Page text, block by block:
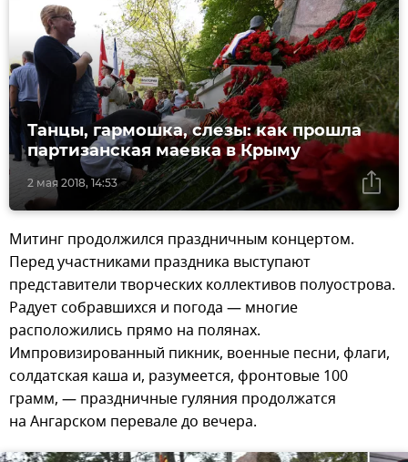
2 мая 2018, 14:53
Танцы, гармошка, слезы: как прошла
партизанская маевка в Крыму
Митинг продолжился праздничным концертом.
Перед участниками праздника выступают
представители творческих коллективов полуострова.
Радует собравшихся и погода — многие
расположились прямо на полянах.
Импровизированный пикник, военные песни, флаги,
солдатская каша и, разумеется, фронтовые 100
грамм, — праздничные гуляния продолжатся
на Ангарском перевале до вечера.